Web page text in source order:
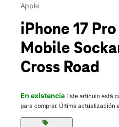
Mié.:
1199 Pontiac Ave Cranston, RI
Apple
iPhone 17 Pro
Mobile
Cross Road
En existencia Este artículo está
para comprar. Última actualización
sell